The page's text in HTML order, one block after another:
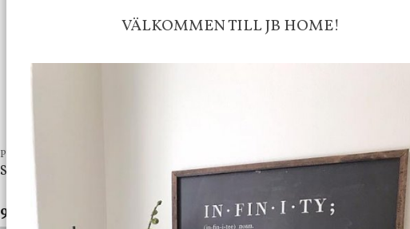
Pb Home
Spegel Wanasa - Endast avhämtning
900 kr
Star Trading
Led blockljus Flame Candle
119 kr
VÄLKOMMEN TILL JB HOME!